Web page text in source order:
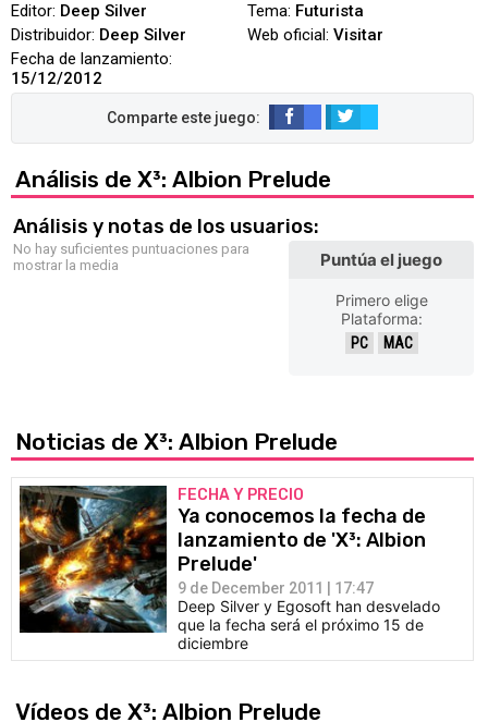
Editor: Deep Silver
Distribuidor: Deep Silver
Fecha de lanzamiento:
15/12/2012
Tema: Futurista
Web oficial: Visitar
Análisis de X³: Albion Prelude
Análisis y notas de los usuarios:
No hay suficientes puntuaciones para
mostrar la media
Puntúa el juego
Primero elige
Plataforma:
PC MAC
Noticias de X³: Albion Prelude
FECHA Y PRECIO
Ya conocemos la fecha de
lanzamiento de 'X³: Albion
Prelude'
9 de December 2011 | 17:47
Deep Silver y Egosoft han desvelado
que la fecha será el próximo 15 de
diciembre
Vídeos de X³: Albion Prelude